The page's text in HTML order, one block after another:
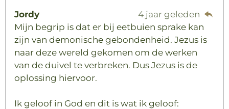
Jordy
4 jaar geleden
Mijn begrip is dat er bij eetbuien sprake kan
zijn van demonische gebondenheid. Jezus is
naar deze wereld gekomen om de werken
van de duivel te verbreken. Dus Jezus is de
oplossing hiervoor.
Ik geloof in God en dit is wat ik geloof: